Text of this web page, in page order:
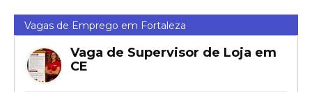
Vagas de Emprego em Fortaleza
Vaga de Supervisor de Loja em
CE